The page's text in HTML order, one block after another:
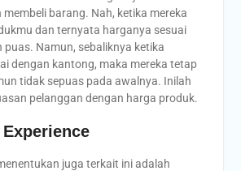
barang. Nah, ketika mereka
dan ternyata harganya sesuai
puas. Namun, sebaliknya ketika
dengan kantong, maka mereka tetap
tidak sepuas pada awalnya. Inilah
pelanggan dengan harga produk.
juga terkait ini adalah